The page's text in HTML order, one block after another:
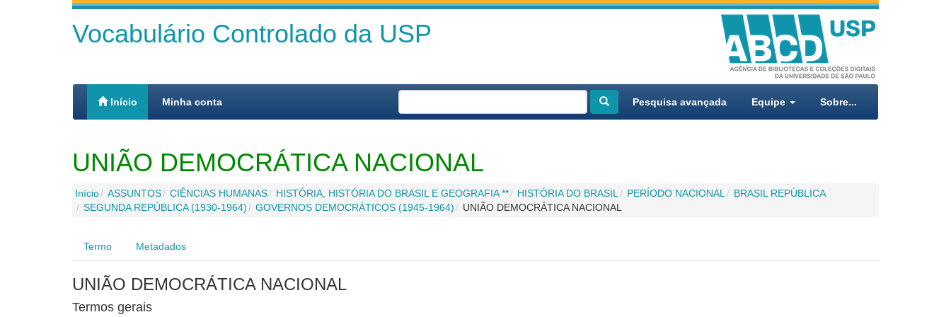
Vocabulário Controlado da USP
Início Minha conta Pesquisa avançada Equipe Sobre...
UNIÃO DEMOCRÁTICA NACIONAL
Início ASSUNTOS CIÊNCIAS HUMANAS HISTÓRIA, HISTÓRIA DO BRASIL E GEOGRAFIA ** HISTÓRIA DO BRASIL PERÍODO NACIONAL
BRASIL REPÚBLICA
SEGUNDA REPÚBLICA (1930-1964)
GOVERNOS DEMOCRÁTICOS (1945-1964) UNIÃO DEMOCRÁTICA NACIONAL
Termo Metadados
UNIÃO DEMOCRÁTICA NACIONAL
Termos gerais